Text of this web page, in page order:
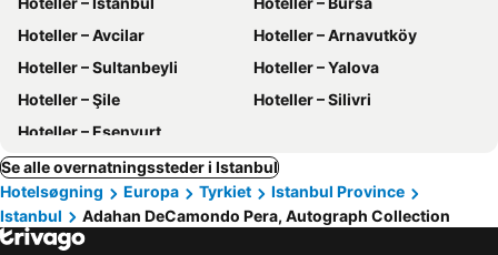
Hoteller – Avcilar
Hoteller – Arnavutköy
Hoteller – Sultanbeyli
Hoteller – Yalova
Hoteller – Şile
Hoteller – Silivri
Hoteller – Esenyurt
Se alle overnatningssteder i Istanbul
Hotelsøgning
Europa Tyrkiet
Istanbul Province
Istanbul
Adahan DeCamondo Pera, Autograph Collection